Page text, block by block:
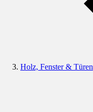
Holz, Fenster & Türen